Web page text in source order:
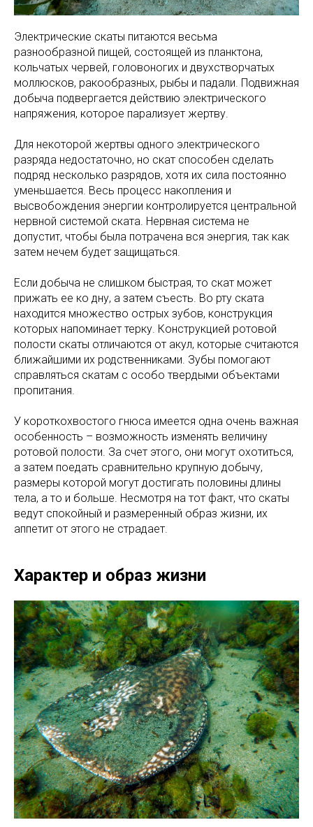
Электрические скаты питаются весьма
разнообразной пищей, состоящей из планктона,
кольчатых червей, головоногих и двухстворчатых
моллюсков, ракообразных, рыбы и падали. Подвижная
добыча подвергается действию электрического
напряжения, которое парализует жертву.
Для некоторой жертвы одного электрического
разряда недостаточно, но скат способен сделать
подряд несколько разрядов, хотя их сила постоянно
уменьшается. Весь процесс накопления и
высвобождения энергии контролируется центральной
нервной системой ската. Нервная система не
допустит, чтобы была потрачена вся энергия, так как
затем нечем будет защищаться.
Если добыча не слишком быстрая, то скат может
прижать ее ко дну, а затем съесть. Во рту ската
находится множество острых зубов, конструкция
которых напоминает терку. Конструкцией ротовой
полости скаты отличаются от акул, которые считаются
ближайшими их родственниками. Зубы помогают
справляться скатам с особо твердыми объектами
пропитания.
У короткохвостого гнюса имеется одна очень важная
особенность – возможность изменять величину
ротовой полости. За счет этого, они могут охотиться,
а затем поедать сравнительно крупную добычу,
размеры которой могут достигать половины длины
тела, а то и больше. Несмотря на тот факт, что скаты
ведут спокойный и размеренный образ жизни, их
аппетит от этого не страдает.
Характер и образ жизни